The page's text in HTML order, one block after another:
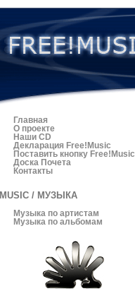
Главная
О проекте
Наши CD
Декларация Free!Music
Поставить кнопку Free!Music
Доска Почета
Контакты
MUSIC / МУЗЫКА
Музыка по артистам
Музыка по альбомам